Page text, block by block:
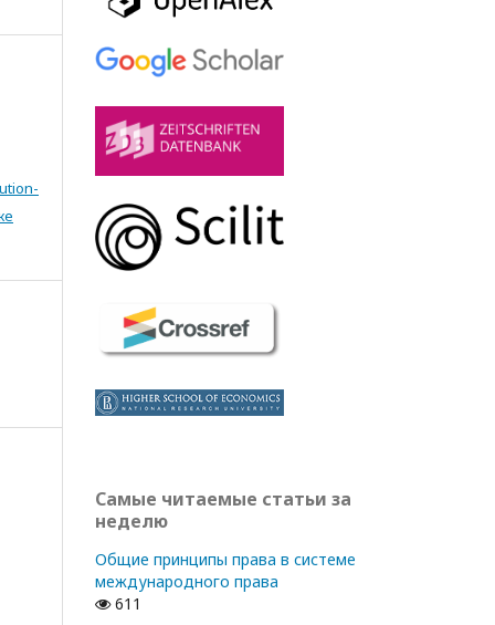
Самые читаемые статьи за
неделю
Общие принципы права в системе
международного права
611